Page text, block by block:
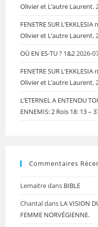
Olivier et L’autre Laurent.
FENETRE SUR
Olivier et L’autre Laurent.
OÙ EN ES-TU ? 1&22026-
FENETRE SUR
Olivier et L’autre Laurent.
L’ETERNEL A ENTENDU
ENNEMIS: 2 Rois 18: 13 –
Commentaires
Lemaitredans BIBLE
Chantaldans LA VISION
FEMME NORVÉGIENNE.